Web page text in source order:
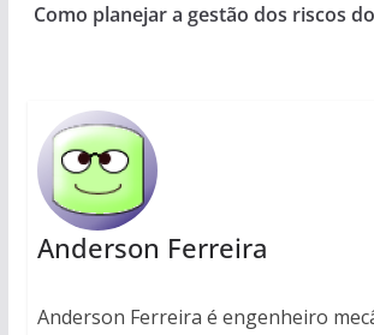
Como planejar a gestão dos riscos
Anderson Ferreira
Anderson Ferreira é engenheiro